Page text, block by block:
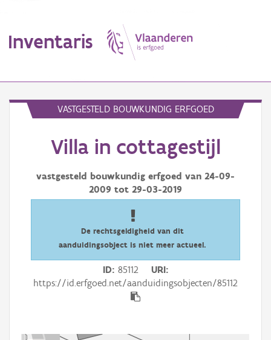
Inventaris
Erfgoedobject
Aanduidingsobject
Waarneming
Persoon of collectief
VASTGESTELD BOUWKUNDIG ERFGOED
Villa in cottagestijl
vastgesteld bouwkundig erfgoed van 24-09-
2009 tot 29-03-2019
De rechtsgeldigheid van dit
aanduidingsobject is niet meer actueel.
ID 85112
URI
https://id.erfgoed.net/aanduidingsobjecten/85112